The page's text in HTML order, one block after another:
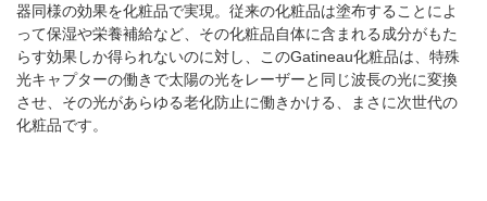
器同様の効果を化粧品で実現。従来の化粧品は塗布することによ
って保湿や栄養補給など、その化粧品自体に含まれる成分がもた
らす効果しか得られないのに対し、このGatineau化粧品は、特殊
光キャプターの働きで太陽の光をレーザーと同じ波長の光に変換
させ、その光があらゆる老化防止に働きかける、まさに次世代の
化粧品です。